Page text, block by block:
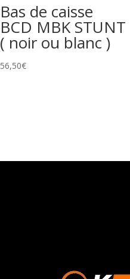
Bas de caisse
BCD MBK STUNT
( noir ou blanc )
56,50€